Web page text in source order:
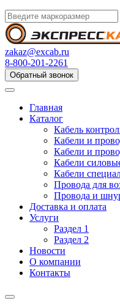
zakaz@excab.ru
8-800-201-2261
Обратный звонок
Главная
Каталог
Кабель
Кабели и
Кабели и
Кабели
Кабели
Провода для
Провода и
Доставка и оплата
Услуги
Раздел 1
Раздел 2
Новости
О компании
Контакты